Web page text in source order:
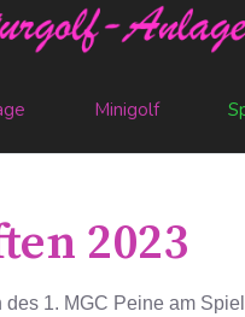
Minigolf
2023
des 1. MGC Peine am